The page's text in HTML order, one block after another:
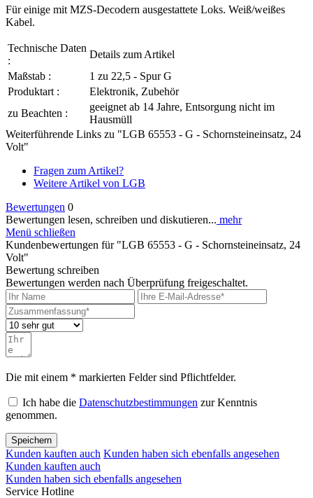
Für einige mit MZS-Decodern ausgestattete Loks. Weiß/weißes
Kabel.
Technische Daten
:
Details zum Artikel
Maßstab :
1 zu 22,5 - Spur G
Produktart :
Elektronik, Zubehör
zu Beachten :
geeignet ab 14 Jahre, Entsorgung nicht im
Hausmüll
Weiterführende Links zu "LGB 65553 - G - Schornsteineinsatz, 24
Volt"
Fragen zum Artikel?
Weitere Artikel von LGB
Bewertungen 0
Bewertungen lesen, schreiben und diskutieren... mehr
Menü schließen
Kundenbewertungen für "LGB 65553 - G - Schornsteineinsatz, 24
Volt"
Bewertung schreiben
Bewertungen werden nach Überprüfung freigeschaltet.
Die mit einem * markierten Felder sind Pflichtfelder.
Ich habe die Datenschutzbestimmungen zur Kenntnis
genommen.
Speichern
Kunden kauften auch Kunden haben sich ebenfalls angesehen
Kunden kauften auch
Kunden haben sich ebenfalls angesehen
Service Hotline